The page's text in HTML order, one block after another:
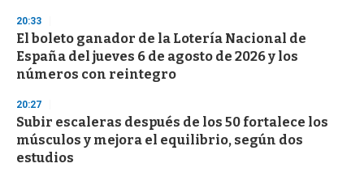
20:33
El boleto ganador de la Lotería Nacional de
España del jueves 6 de agosto de 2026 y los
números con reintegro
20:27
Subir escaleras después de los 50 fortalece los
músculos y mejora el equilibrio, según dos
estudios